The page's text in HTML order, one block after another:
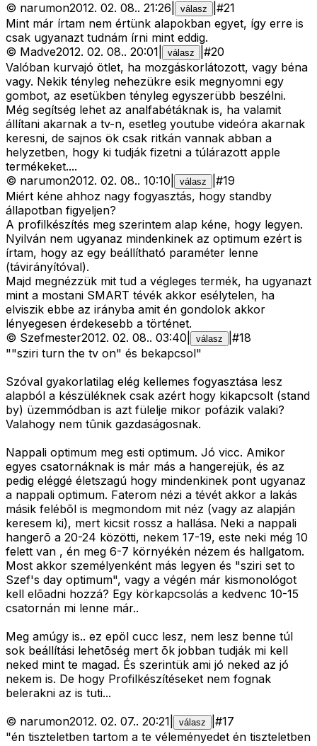
© narumon2012. 02. 08.. 21:26 válasz #21
Mint már írtam nem értünk alapokban egyet, így erre is
csak ugyanazt tudnám írni mint eddig.
© Madve2012. 02. 08.. 20:01 válasz #20
Valóban kurvajó ötlet, ha mozgáskorlátozott, vagy béna
vagy. Nekik tényleg nehezükre esik megnyomni egy
gombot, az esetükben tényleg egyszerübb beszélni.
Még segítség lehet az analfabétáknak is, ha valamit
állítani akarnak a tv-n, esetleg youtube videóra akarnak
keresni, de sajnos ök csak ritkán vannak abban a
helyzetben, hogy ki tudják fizetni a túlárazott apple
termékeket....
© narumon2012. 02. 08.. 10:10 válasz #19
Miért kéne ahhoz nagy fogyasztás, hogy standby
állapotban figyeljen?
A profilkészítés meg szerintem alap kéne, hogy legyen.
Nyilván nem ugyanaz mindenkinek az optimum ezért is
írtam, hogy az egy beállítható paraméter lenne
(távirányítóval).
Majd megnézzük mit tud a végleges termék, ha ugyanazt
mint a mostani SMART tévék akkor esélytelen, ha
elviszik ebbe az irányba amit én gondolok akkor
lényegesen érdekesebb a történet.
© Szefmester2012. 02. 08.. 03:40 válasz #18
""sziri turn the tv on" és bekapcsol"
Szóval gyakorlatilag elég kellemes fogyasztása lesz
alapból a készüléknek csak azért hogy kikapcsolt (stand
by) üzemmódban is azt fülelje mikor pofázik valaki?
Valahogy nem tûnik gazdaságosnak.
Nappali optimum meg esti optimum. Jó vicc. Amikor
egyes csatornáknak is már más a hangerejük, és az
pedig eléggé életszagú hogy mindenkinek pont ugyanaz
a nappali optimum. Faterom nézi a tévét akkor a lakás
másik felébõl is megmondom mit néz (vagy az alapján
keresem ki), mert kicsit rossz a hallása. Neki a nappali
hangerõ a 20-24 közötti, nekem 17-19, este neki még 10
felett van , én meg 6-7 környékén nézem és hallgatom.
Most akkor személyenként más legyen és "sziri set to
Szef's day optimum", vagy a végén már kismonológot
kell elõadni hozzá? Egy körkapcsolás a kedvenc 10-15
csatornán mi lenne már..
Meg amúgy is.. ez epöl cucc lesz, nem lesz benne túl
sok beállítási lehetõség mert õk jobban tudják mi kell
neked mint te magad. És szerintük ami jó neked az jó
nekem is. De hogy Profilkészítéseket nem fognak
belerakni az is tuti...
© narumon2012. 02. 07.. 20:21 válasz #17
"én tiszteletben tartom a te véleményedet én tiszteletben